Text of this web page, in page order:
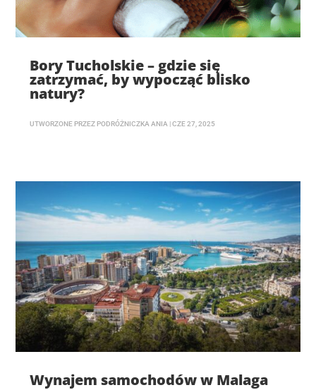
Bory Tucholskie – gdzie się
zatrzymać, by wypocząć blisko
natury?
UTWORZONE PRZEZ PODRÓŻNICZKA ANIA |CZE 27, 2025
Wynajem samochodów w Malaga